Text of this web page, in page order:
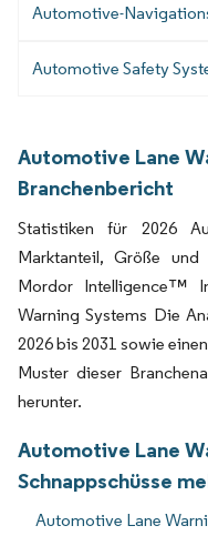
Automotive-
Automotive Safety
Automotive Lane
Branchenbericht
Statistiken für 2026
Marktanteil, Größe und
Mordor Intelligence™
Warning Systems Die
2026 bis 2031 sowie
Muster dieser
herunter.
Automotive Lane
Schnappschüsse
Automotive Lane